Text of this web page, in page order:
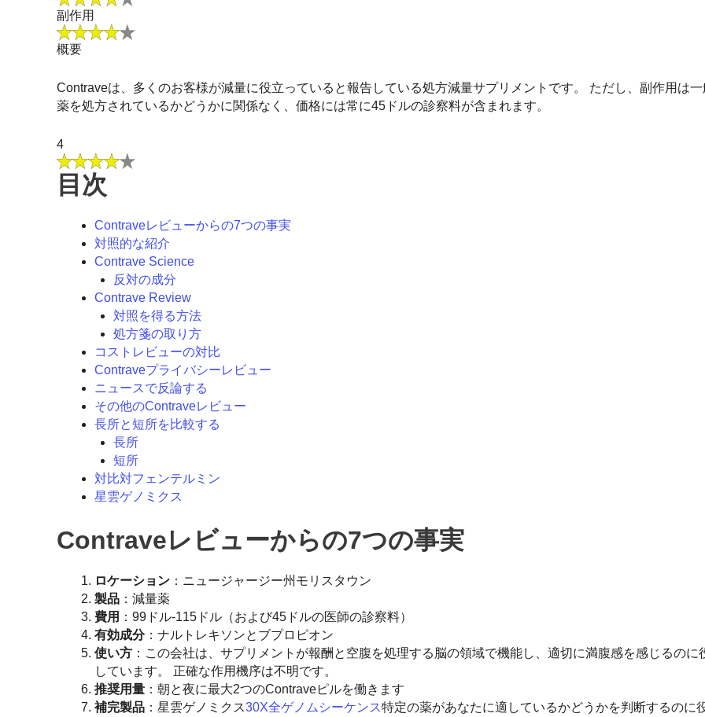
副作用
概要
Contraveは、多くのお客様が減量に役立っていると報告している処方減量サプリメントです。 ただし、副作用は一
薬を処方されているかどうかに関係なく、価格には常に45ドルの診察料が含まれます。
4
目次
Contraveレビューからの7つの事実
対照的な紹介
Contrave Science
反対の成分
Contrave Review
対照を得る方法
処方箋の取り方
コストレビューの対比
Contraveプライバシーレビュー
ニュースで反論する
その他のContraveレビュー
長所と短所を比較する
長所
短所
対比対フェンテルミン
星雲ゲノミクス
Contraveレビューからの7つの事実
ロケーション ：ニュージャージー州モリスタウン
製品 ：減量薬
費用 ：99ドル-115ドル（および45ドルの医師の診察料）
有効成分：ナルトレキソンとブプロピオン
使い方 ：この会社は、サプリメントが報酬と空腹を処理する脳の領域で機能し、適切に満腹感を感じるのに
しています。 正確な作用機序は不明です。
推奨用量 ：朝と夜に最大2つのContraveピルを働きます
補完製品 ：星雲ゲノミクス30X全ゲノムシーケンス特定の薬があなたに適しているかどうかを判断するのに